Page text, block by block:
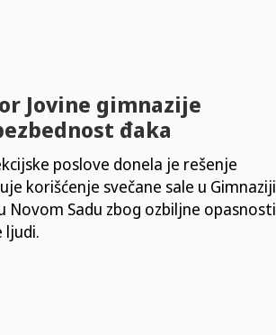
Jovine gimnazije
đaka
poslove donela je rešenje
korišćenje svečane sale u Gimnaziji
Novom Sadu zbog ozbiljne opasnosti
ljudi.